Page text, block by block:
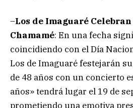
–Los de Imaguaré Celebran
Chamamé: En una fecha
coincidiendo con el Día
Los de Imaguaré festejarán
de 48 años con un concierto
años» tendrá lugar el 19 de
prometiendo una emotiva